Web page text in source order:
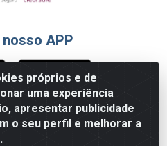
próprios e de
uma experiência
apresentar publicidade
o seu perfil e melhorar a
nosso APP
Pagamento